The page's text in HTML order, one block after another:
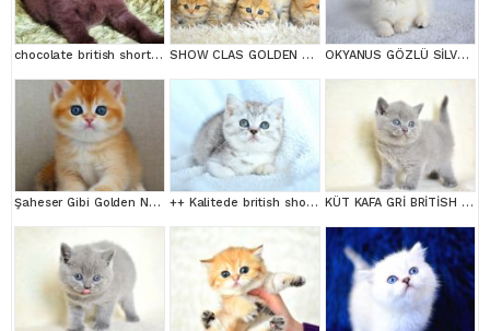
chocolate british shortair SHOW CLAS GOLDEN BRİTİSH SHORTHAİR OKYANUS GÖZLÜ SİLVER POİNT BRİTİSH SHORTHAİR YAVRUMUZ
Şaheser Gibi Golden Ny12 British Shorthair ++ Kalitede british shorthair KÜT KAFA GRİ BRİTİSH SHORTHAİR